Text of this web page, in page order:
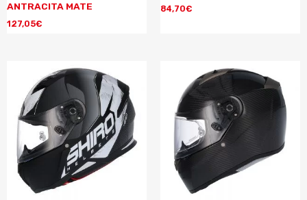
ANTRACITA MATE
127,05€
84,70€